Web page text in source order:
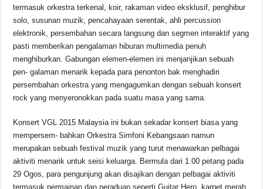
termasuk orkestra terkenal, koir, rakaman video eksklusif, penghibur
solo, susunan muzik, pencahayaan serentak, ahli percussion
elektronik, persembahan secara langsung dan segmen interaktif yang
pasti memberikan pengalaman hiburan multimedia penuh
menghiburkan. Gabungan elemen-elemen ini menjanjikan sebuah
pen- galaman menarik kepada para penonton bak menghadiri
persembahan orkestra yang mengagumkan dengan sebuah konsert
rock yang menyeronokkan pada suatu masa yang sama.
Konsert VGL 2015 Malaysia ini bukan sekadar konsert biasa yang
mempersem- bahkan Orkestra Simfoni Kebangsaan namun
merupakan sebuah festival muzik yang turut menawarkan pelbagai
aktiviti menarik untuk seisi keluarga. Bermula dari 1.00 petang pada
29 Ogos, para pengunjung akan disajikan dengan pelbagai aktiviti
termasuk permainan dan peraduan seperti Guitar Hero, karpet merah